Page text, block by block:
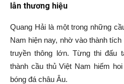
lẫn thương hiệu
Quang Hải là một trong những
Nam hiện nay, nhờ vào thành
truyền thông lớn. Từng thi đấu
thành cầu thủ Việt Nam hiếm
bóng đá châu Âu.